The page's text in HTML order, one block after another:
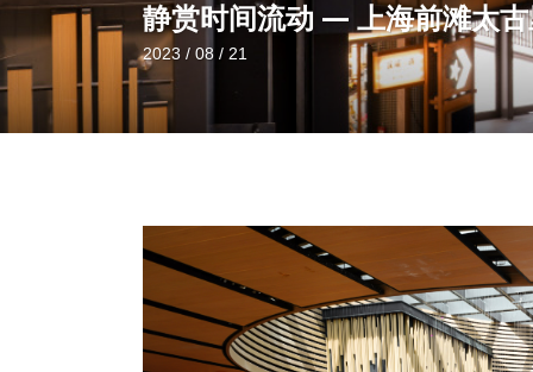
静赏时间流动 — 上海前滩太古
2023 / 08 / 21